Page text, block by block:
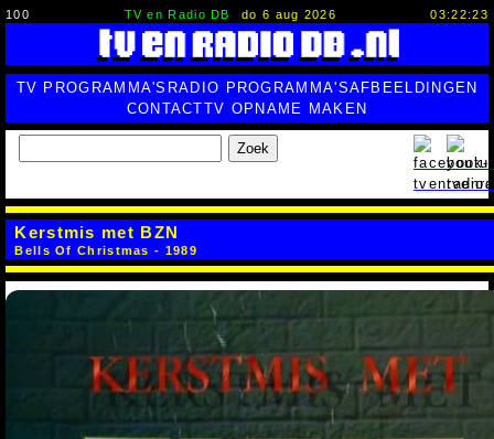
100 TV en Radio DB do 6 aug 2026 03:22:24
TV PROGRAMMA'S RADIO PROGRAMMA'SAFBEELDINGEN
CONTACTTV OPNAME MAKEN
Zoek
Kerstmis met BZN
Bells Of Christmas - 1989